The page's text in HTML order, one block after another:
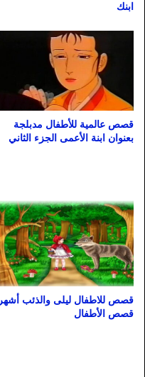
ابنك
قصص عالمية للأطفال مدبلجة
بعنوان ابنة الأعمى الجزء الثاني
قصص للاطفال ليلى والذئب أشهر
قصص الأطفال